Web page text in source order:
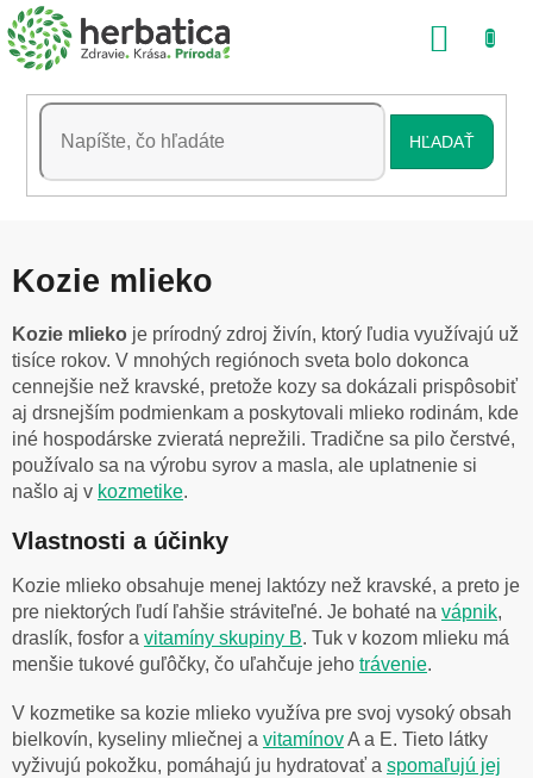
Prejsť
na
obsah
HĽADAŤ
Kozie mlieko
Kozie mlieko je prírodný zdroj živín, ktorý ľudia využívajú už
tisíce rokov. V mnohých regiónoch sveta bolo dokonca
cennejšie než kravské, pretože kozy sa dokázali prispôsobiť
aj drsnejším podmienkam a poskytovali mlieko rodinám, kde
iné hospodárske zvieratá neprežili. Tradične sa pilo čerstvé,
používalo sa na výrobu syrov a masla, ale uplatnenie si
našlo aj v kozmetike.
Vlastnosti a účinky
Kozie mlieko obsahuje menej laktózy než kravské, a preto je
pre niektorých ľudí ľahšie stráviteľné. Je bohaté na vápnik,
draslík, fosfor a vitamíny skupiny B. Tuk v kozom mlieku má
menšie tukové guľôčky, čo uľahčuje jeho trávenie.
V kozmetike sa kozie mlieko využíva pre svoj vysoký obsah
bielkovín, kyseliny mliečnej a vitamínovA a E. Tieto látky
vyživujú pokožku, pomáhajú ju hydratovať a spomaľujú jej